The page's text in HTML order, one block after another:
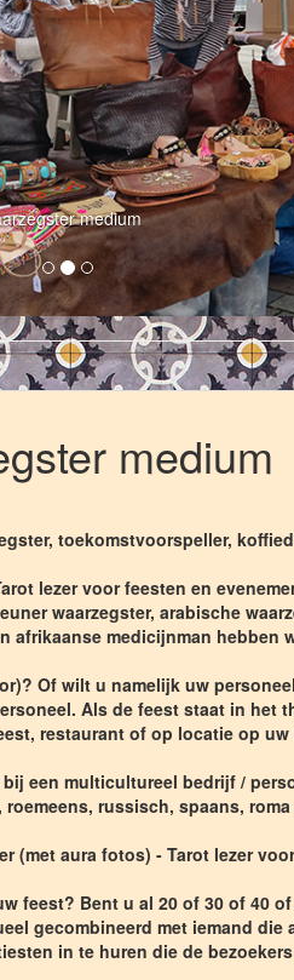
medium
medium
toekomstvoorspeller,
lezer voor feesten en
waarzegster, arabische
afrikaanse medicijnman hebben
Of wilt u namelijk uw
Als de feest staat in het
restaurant of op locatie op
een multicultureel bedrijf /
russisch, spaans,
(met aura fotos) - Tarot lezer
feest? Bent u al 20 of 30 of 40
gecombineerd met iemand
in te huren die de